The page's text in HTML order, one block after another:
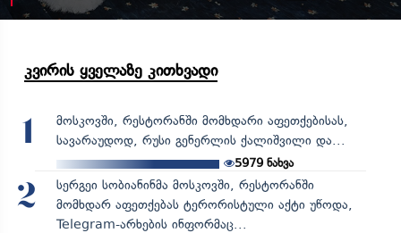
კვირის ყველაზე კითხვადი
1
მოსკოვში, რესტორანში მომხდარი აფეთქებისას,
სავარაუდოდ, რუსი გენერლის ქალიშვილი და...
5979 ნახვა
2
სერგეი სობიანინმა მოსკოვში, რესტორანში
მომხდარ აფეთქებას ტერორისტული აქტი უწოდა,
Telegram-არხების ინფორმაც...